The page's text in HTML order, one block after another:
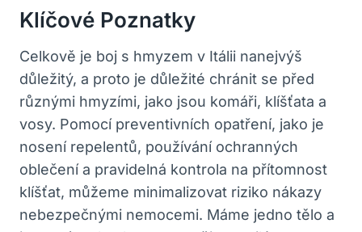
Klíčové Poznatky
Celkově je boj s hmyzem v Itálii nanejvýš
důležitý, a proto je důležité chránit se před
různými hmyzími, jako jsou komáři, klíšťata a
vosy. Pomocí preventivních opatření, jako je
nosení repelentů, používání ochranných
oblečení a pravidelná kontrola na přítomnost
klíšťat, můžeme minimalizovat riziko nákazy
nebezpečnými nemocemi. Máme jedno tělo a